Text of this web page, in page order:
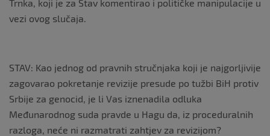
Trnka, koji je za Stav komentirao i političke manipulacije u
vezi ovog slučaja.
STAV: Kao jednog od pravnih stručnjaka koji je najgorljivije
zagovarao pokretanje revizije presude po tužbi BiH protiv
Srbije za genocid, je li Vas iznenadila odluka
Međunarodnog suda pravde u Hagu da, iz proceduralnih
razloga, neće ni razmatrati zahtjev za revizijom?